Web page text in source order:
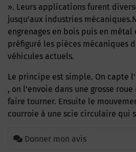
». Leurs applications furent
jusqu’aux industries
engrenages en bois puis en
préfiguré les pièces mécaniques
véhicules actuels.
Le principe est simple. On capte l’eau d’un petit ruisseau
, on l’envoie dans une grosse
faire tourner. Ensuite le
courroie à une scie circulaire qui
Donner mon avis